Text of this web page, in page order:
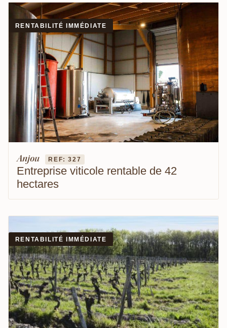
RENTABILITÉ IMMÉDIATE
Anjou REF: 327
Entreprise viticole rentable de 42
hectares
RENTABILITÉ IMMÉDIATE